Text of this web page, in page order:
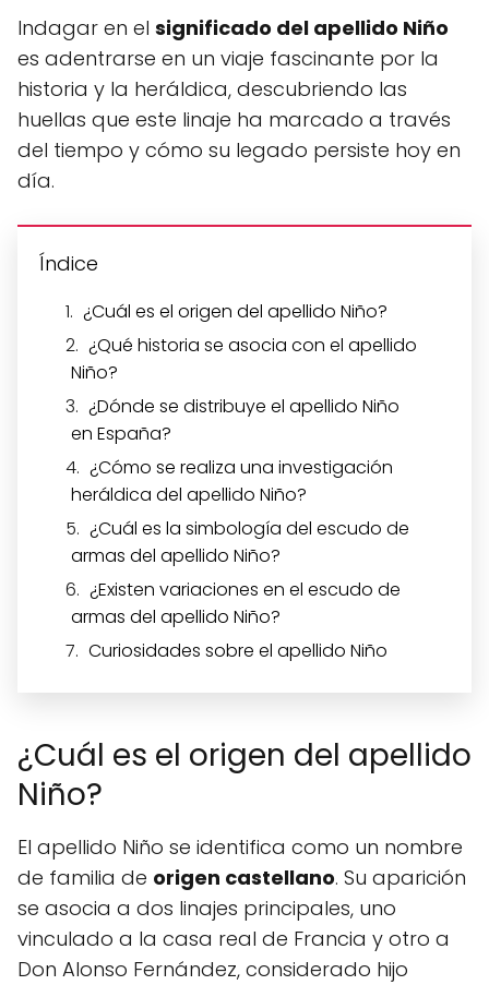
Indagar en el significado del apellido Niño
es adentrarse en un viaje fascinante por la
historia y la heráldica, descubriendo las
huellas que este linaje ha marcado a través
del tiempo y cómo su legado persiste hoy en
día.
Índice
¿Cuál es el origen del apellido Niño?
¿Qué historia se asocia con el apellido
Niño?
¿Dónde se distribuye el apellido Niño
en España?
¿Cómo se realiza una investigación
heráldica del apellido Niño?
¿Cuál es la simbología del escudo de
armas del apellido Niño?
¿Existen variaciones en el escudo de
armas del apellido Niño?
Curiosidades sobre el apellido Niño
¿Cuál es el origen del apellido
Niño?
El apellido Niño se identifica como un nombre
de familia de origen castellano. Su aparición
se asocia a dos linajes principales, uno
vinculado a la casa real de Francia y otro a
Don Alonso Fernández, considerado hijo